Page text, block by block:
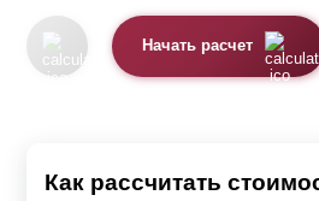
Начать расчет
Как рассчитать